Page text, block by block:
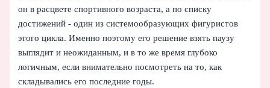
он в расцвете спортивного возраста, а по списку
достижений - один из системообразующих фигуристов
этого цикла. Именно поэтому его решение взять паузу
выглядит и неожиданным, и в то же время глубоко
логичным, если внимательно посмотреть на то, как
складывались его последние годы.